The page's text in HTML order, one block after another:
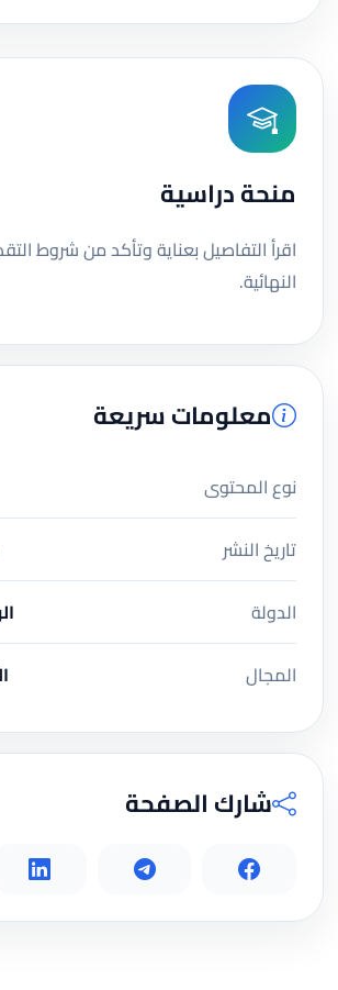
منحة دراسية
اقرأ التفاصيل بعناية وتأكد من شروط
النهائية.
معلومات سريعة
نوع المحتوى
تاريخ النشر
الدولة
المجال
شارك الصفحة